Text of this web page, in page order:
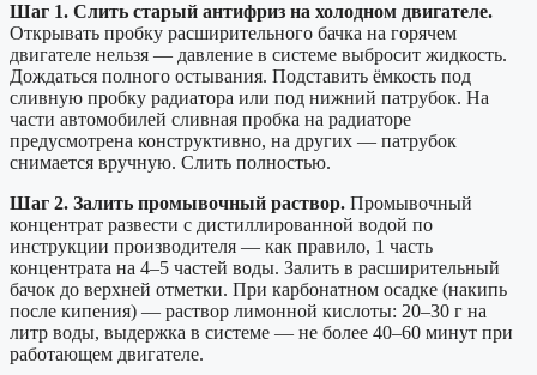
Шаг 1. Слить старый антифриз на холодном двигателе.
Открывать пробку расширительного бачка на горячем
двигателе нельзя — давление в системе выбросит жидкость.
Дождаться полного остывания. Подставить ёмкость под
сливную пробку радиатора или под нижний патрубок. На
части автомобилей сливная пробка на радиаторе
предусмотрена конструктивно, на других — патрубок
снимается вручную. Слить полностью.
Шаг 2. Залить промывочный раствор. Промывочный
концентрат развести с дистиллированной водой по
инструкции производителя — как правило, 1 часть
концентрата на 4–5 частей воды. Залить в расширительный
бачок до верхней отметки. При карбонатном осадке (накипь
после кипения) — раствор лимонной кислоты: 20–30 г на
литр воды, выдержка в системе — не более 40–60 минут при
работающем двигателе.